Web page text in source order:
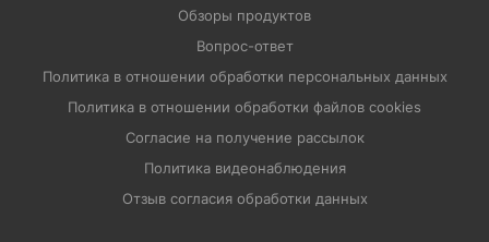
Обзоры продуктов
Вопрос-ответ
Политика в отношении обработки персональных данных
Политика в отношении обработки файлов cookies
Согласие на получение рассылок
Политика видеонаблюдения
Отзыв согласия обработки данных